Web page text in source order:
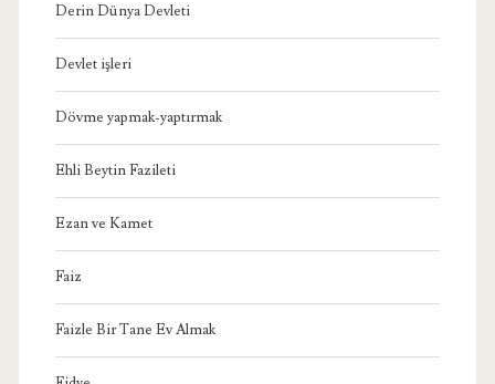
Derin Dünya Devleti
Devlet işleri
Dövme yapmak-yaptırmak
Ehli Beytin Fazileti
Ezan ve Kamet
Faiz
Faizle Bir Tane Ev Almak